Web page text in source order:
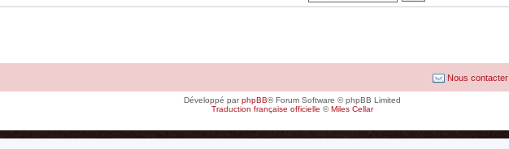
Nous contacter
Développé parphpBB® Forum Software © phpBB Limited
Traduction française officielle ©Miles Cellar